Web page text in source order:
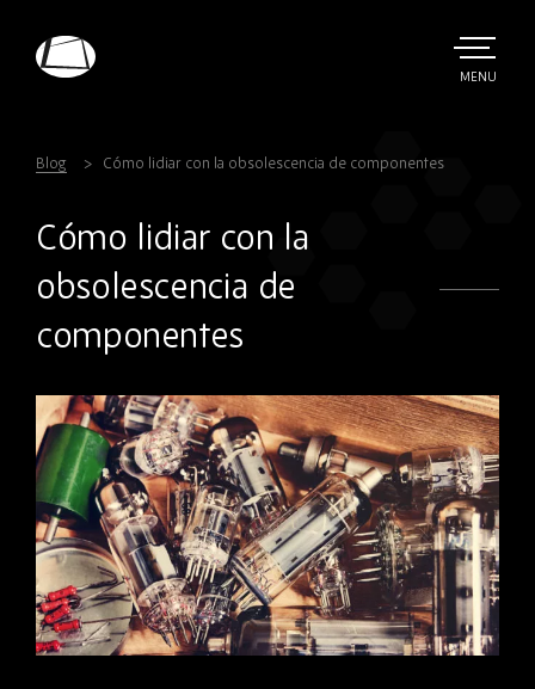
TOGGLE
MENU
Blog Cómo lidiar con la obsolescencia de componentes
Cómo lidiar con la
obsolescencia de
componentes